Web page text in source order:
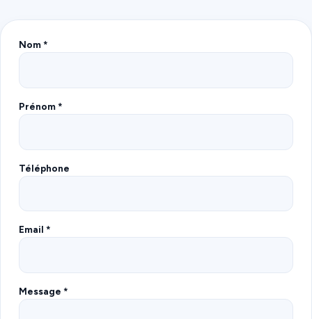
Nom *
Prénom *
Téléphone
Email *
Message *